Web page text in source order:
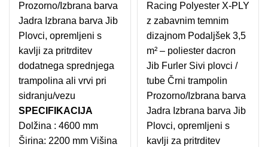
Prozorno/Izbrana barva
Jadra Izbrana barva Jib
Plovci, opremljeni s
kavlji za pritrditev
dodatnega sprednjega
trampolina ali vrvi pri
sidranju/vezu
SPECIFIKACIJA
Dolžina : 4600 mm
Širina: 2200 mm Višina
Racing Polyester X-PLY
z zabavnim temnim
dizajnom Podaljšek 3,5
m² – poliester dacron
Jib Furler Sivi plovci /
tube Črni trampolin
Prozorno/Izbrana barva
Jadra Izbrana barva Jib
Plovci, opremljeni s
kavlji za pritrditev